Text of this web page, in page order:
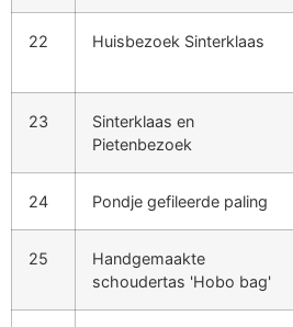
22 Huisbezoek Sinterklaas
23
Sinterklaas en
Pietenbezoek
24 Pondje gefileerde paling
25
Handgemaakte
schoudertas 'Hobo bag'